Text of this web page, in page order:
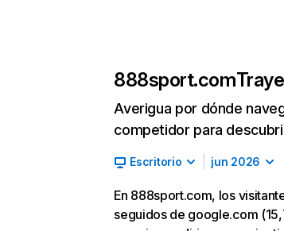
888sport.com
Averigua por dónde
competidor para
Escritorio jun 2026
En 888sport.com, los
seguidos de google.com